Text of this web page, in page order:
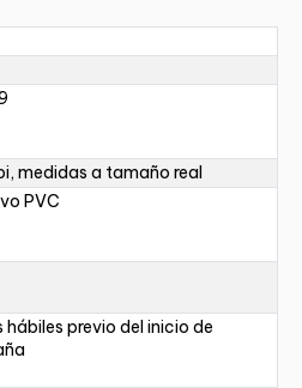
medidas a tamaño real
PVC
hábiles previo del inicio de